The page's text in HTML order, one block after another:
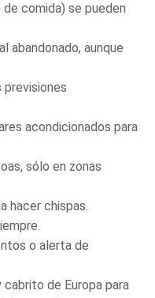
comida) se pueden
abandonado, aunque
previsiones
acondicionados para
sólo en zonas
hacer chispas.
o alerta de
cabrito de Europa para